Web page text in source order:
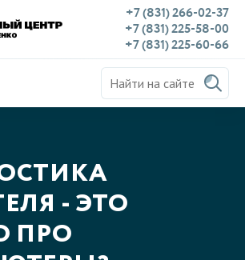
+7 (831) 266-02-37
+7 (831) 225-58-00
+7 (831) 225-60-66
- ЭТО
ПРО